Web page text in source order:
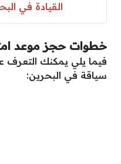
القيادة في
خطوات حجز موعد
فيما يلي يمكنك
سياقة في البحرين: